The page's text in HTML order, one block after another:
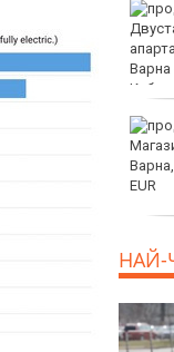
на ВМС
пратиха
НАЙ-